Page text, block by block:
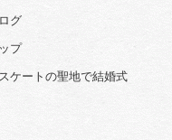
グ
プ
ケートの聖地で結婚式